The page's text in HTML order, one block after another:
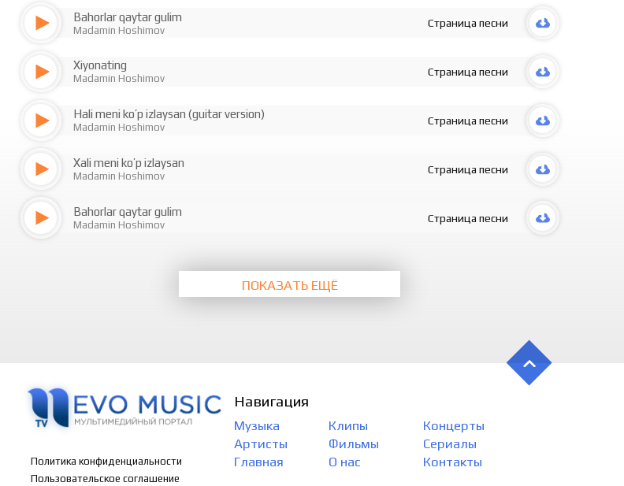
Bahorlar qaytar gulim
Madamin Hoshimov
Страница песни
Xiyonating
Madamin Hoshimov
Страница песни
Hali meni ko’p izlaysan (guitar version)
Madamin Hoshimov
Страница песни
Xali meni ko’p izlaysan
Madamin Hoshimov
Страница песни
Bahorlar qaytar gulim
Madamin Hoshimov
Страница песни
ПОКАЗАТЬ ЕЩЁ
Политика конфиденциальности
Пользовательское соглашение
Навигация
Музыка Клипы
Концерты
Артисты
Фильмы
Сериалы
Главная
О нас Контакты